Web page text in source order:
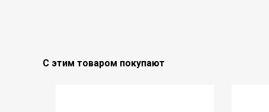
С этим товаром покупают